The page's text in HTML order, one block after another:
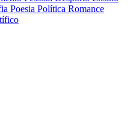
Poesia Política Romance